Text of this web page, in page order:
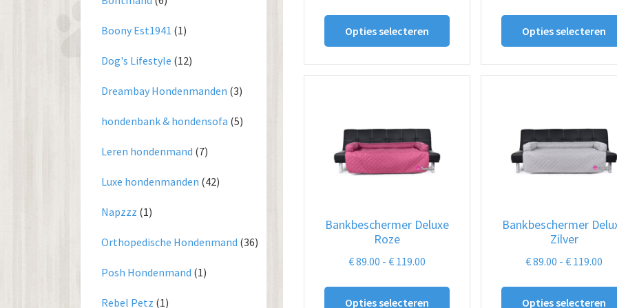
€ 119.00
Opties selecteren
Dit
meerdere
€
Opties selecteren
Bankbeschermer Deluxe
Roze
€89.00 - € 119.00
Opties selecteren
Dit
Bankbeschermer
Zilver
€89.00 - € 119.00
Opties selecteren
Boony Est1941 (1)
Dog's Lifestyle (12)
Dreambay Hondenmanden (3)
hondenbank & hondensofa (5)
Leren hondenmand (7)
Luxe hondenmanden (42)
Napzzz (1)
Orthopedische Hondenmand (36)
Posh Hondenmand (1)
Rebel Petz (1)